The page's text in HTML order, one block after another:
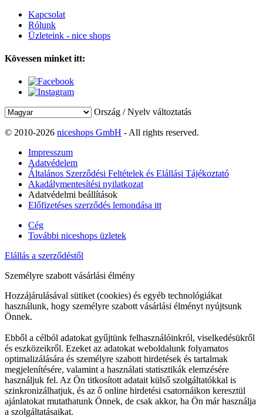
Kapcsolat
Rólunk
Üzleteink - nice shops
Kövessen minket itt:
Ország / Nyelv változtatás
© 2010-2026 niceshops GmbH - All rights reserved.
Impresszum
Adatvédelem
Általános Szerződési Feltételek és Elállási Tájékoztató
Akadálymentesítési nyilatkozat
Adatvédelmi beállítások
Előfizetéses szerződés lemondása itt
Cég
További niceshops üzletek
Elállás a szerződéstől
Személyre szabott vásárlási élmény
Hozzájárulásával sütiket (cookies) és egyéb technológiákat
használunk, hogy személyre szabott vásárlási élményt nyújtsunk
Önnek.
Ebből a célból adatokat gyűjtünk felhasználóinkról, viselkedésükről
és eszközeikről. Ezeket az adatokat weboldalunk folyamatos
optimalizálására és személyre szabott hirdetések és tartalmak
megjelenítésére, valamint a használati statisztikák elemzésére
használjuk fel. Az Ön titkosított adatait külső szolgáltatókkal is
szinkronizálhatjuk, és az ő online hirdetési csatornáikon keresztül
ajánlatokat mutathatunk Önnek, de csak akkor, ha Ön már használja
a szolgáltatásaikat.